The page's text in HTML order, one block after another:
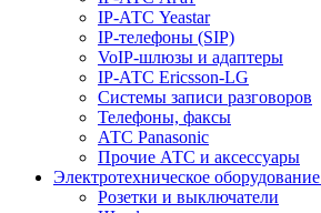
IP-АТС Yeastar
IP-телефоны (SIP)
VoIP-шлюзы и адаптеры
IP-АТС Ericsson-LG
Системы записи разговоров
Телефоны, факсы
АТС Panasonic
Прочие АТС и аксессуары
Электротехническое оборудование
Розетки и выключатели